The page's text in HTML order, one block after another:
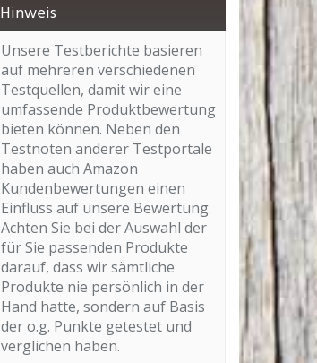
Hinweis
Unsere Testberichte basieren
auf mehreren verschiedenen
Testquellen, damit wir eine
umfassende Produktbewertung
bieten können. Neben den
Testnoten anderer Testportale
haben auch Amazon
Kundenbewertungen einen
Einfluss auf unsere Bewertung.
Achten Sie bei der Auswahl der
für Sie passenden Produkte
darauf, dass wir sämtliche
Produkte nie persönlich in der
Hand hatte, sondern auf Basis
der o.g. Punkte getestet und
verglichen haben.